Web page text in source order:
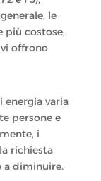
le
più costose,
offrono
energia varia
persone e
i
richiesta
a diminuire.